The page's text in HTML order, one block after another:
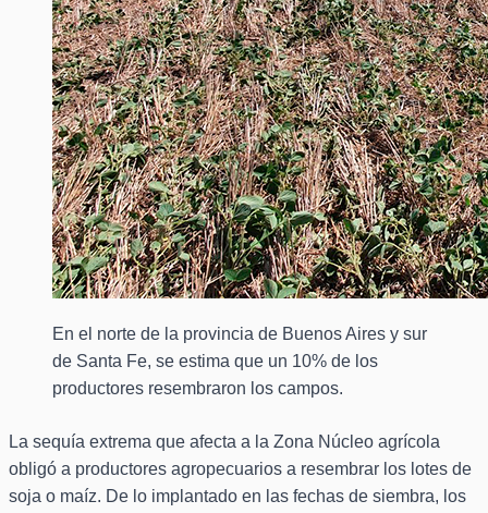
En el norte de la provincia de Buenos Aires y sur
de Santa Fe, se estima que un 10% de los
productores resembraron los campos.
La sequía extrema que afecta a la Zona Núcleo agrícola
obligó a productores agropecuarios a resembrar los lotes de
soja o maíz. De lo implantado en las fechas de siembra, los